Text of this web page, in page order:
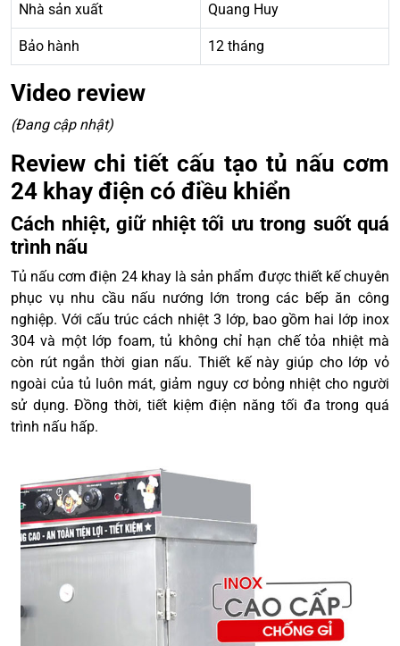
Nhà sản xuất Quang Huy
Bảo hành 12 tháng
Video review
(Đang cập nhật)
Review chi tiết cấu tạo tủ nấu cơm
24 khay điện có điều khiển
Cách nhiệt, giữ nhiệt tối ưu trong suốt quá
trình nấu
Tủ nấu cơm điện 24 khay là sản phẩm được thiết kế chuyên
phục vụ nhu cầu nấu nướng lớn trong các bếp ăn công
nghiệp. Với cấu trúc cách nhiệt 3 lớp, bao gồm hai lớp inox
304 và một lớp foam, tủ không chỉ hạn chế tỏa nhiệt mà
còn rút ngắn thời gian nấu. Thiết kế này giúp cho lớp vỏ
ngoài của tủ luôn mát, giảm nguy cơ bỏng nhiệt cho người
sử dụng. Đồng thời, tiết kiệm điện năng tối đa trong quá
trình nấu hấp.